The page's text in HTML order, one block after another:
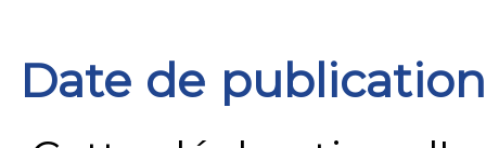
Date de publication